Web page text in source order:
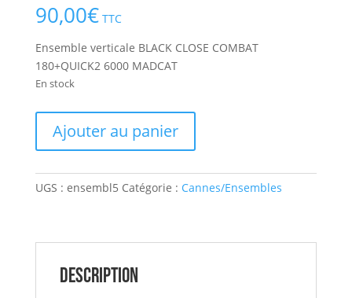
basé sur
notations
90,00€ TTC
Ensemble verticale BLACK CLOSE COMBAT
180+QUICK2 6000 MADCAT
En stock
Ensemble
Silure
verticale
COMBAT
180+QUICK2
Ajouter au panier
UGS : ensembl5 Catégorie : Cannes/Ensembles
Description